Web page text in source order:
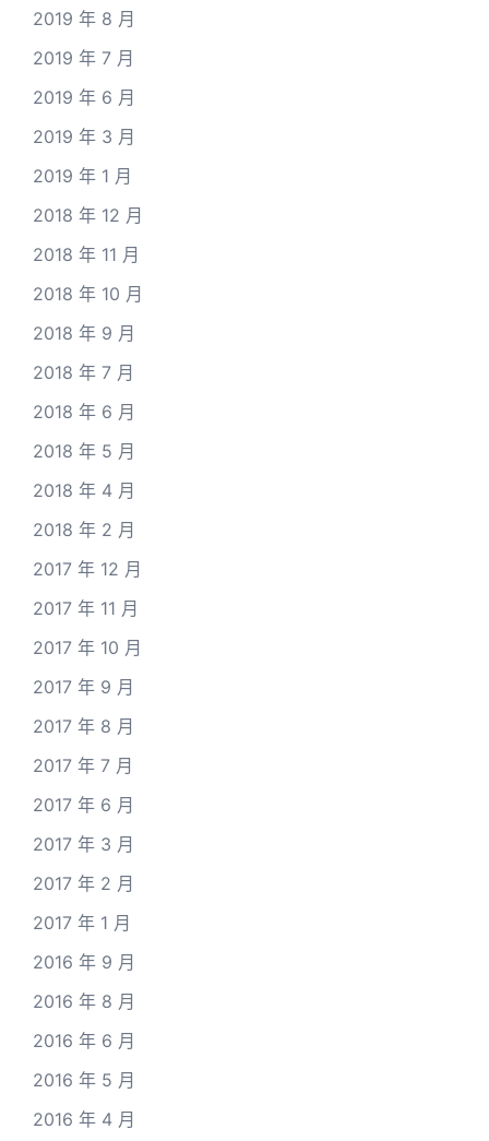
2019 年 8 月
2019 年 7 月
2019 年 6 月
2019 年 3 月
2019 年 1 月
2018 年 12 月
2018 年 11 月
2018 年 10 月
2018 年 9 月
2018 年 7 月
2018 年 6 月
2018 年 5 月
2018 年 4 月
2018 年 2 月
2017 年 12 月
2017 年 11 月
2017 年 10 月
2017 年 9 月
2017 年 8 月
2017 年 7 月
2017 年 6 月
2017 年 3 月
2017 年 2 月
2017 年 1 月
2016 年 9 月
2016 年 8 月
2016 年 6 月
2016 年 5 月
2016 年 4 月